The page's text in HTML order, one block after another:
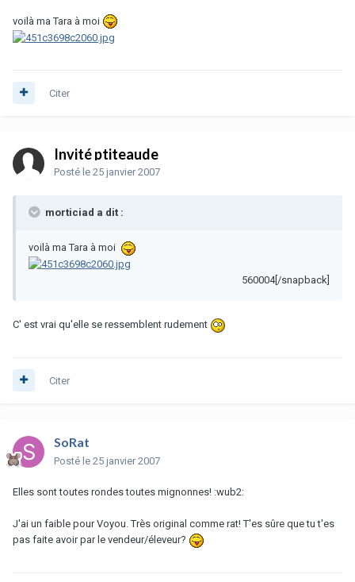
voilà ma Tara à moi
Citer
Invité ptiteaude
Posté le 25 janvier 2007
morticiad a dit :
voilà ma Tara à moi
560004[/snapback]
C' est vrai qu'elle se ressemblent rudement
Citer
SoRat
Posté le 25 janvier 2007
Elles sont toutes rondes toutes mignonnes! :wub2:
J'ai un faible pour Voyou. Très original comme rat! T'es sûre que tu t'es
pas faite avoir par le vendeur/éleveur?